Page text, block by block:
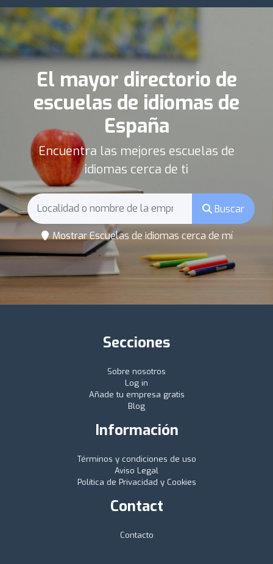
El mayor directorio de
escuelas de idiomas de
España
Encuentra las mejores escuelas de
idiomas cerca de ti
Buscar
Mostrar Escuelas de idiomas cerca de mí
Secciones
Sobre nosotros
Log in
Añade tu empresa gratis
Blog
Información
Términos y condiciones de uso
Aviso Legal
Política de Privacidad y Cookies
Contact
Contacto